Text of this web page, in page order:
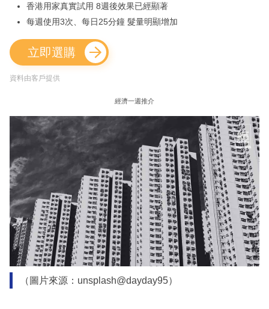
香港用家真實試用 8週後效果已經顯著
每週使用3次、每日25分鐘 髮量明顯增加
立即選購
資料由客戶提供
經濟一週推介
（圖片來源：unsplash@dayday95）